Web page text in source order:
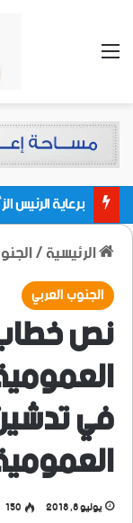
القائمة
الرئيسية/
الجنوب العربي
نص
في
يوليو 8, 2018 150